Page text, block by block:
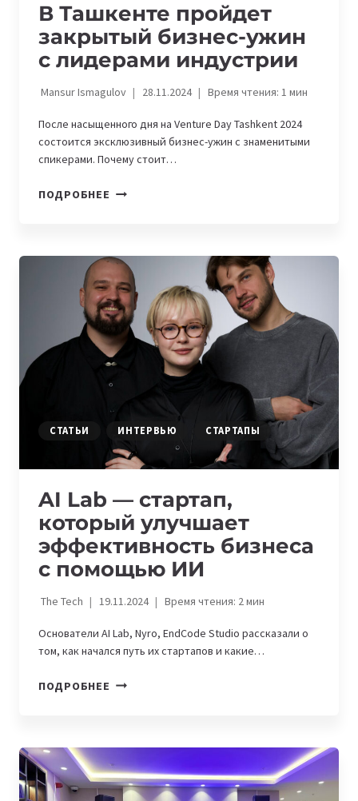
В Ташкенте пройдет
закрытый бизнес-ужин
с лидерами индустрии
Mansur Ismagulov 28.11.2024 Время чтения: 1мин
После насыщенного дня на Venture Day Tashkent 2024
состоится эксклюзивный бизнес-ужин с знаменитыми
спикерами. Почему стоит…
ПОДРОБНЕЕ В
БИЗНЕС-
УЖИН
С
ЛИДЕРАМИ
ИНДУСТРИИ
СТАТЬИ ИНТЕРВЬЮ СТАРТАПЫ
AI Lab — стартап,
который улучшает
эффективность бизнеса
с помощью ИИ
The Tech 19.11.2024 Время чтения: 2мин
Основатели AI Lab, Nyro, EndCode Studio рассказали о
том, как начался путь их стартапов и какие…
ПОДРОБНЕЕ AI
УЛУЧШАЕТ
ЭФФЕКТИВНОСТЬ